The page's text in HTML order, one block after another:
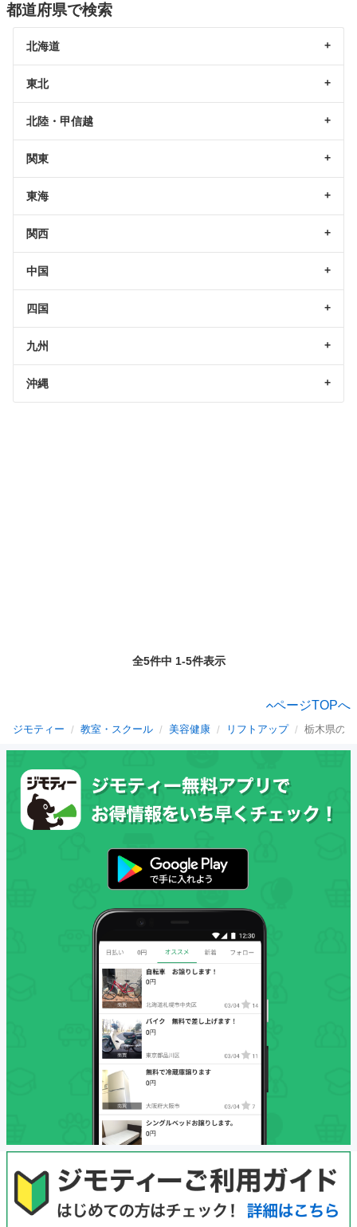
都道府県で検索
北海道
東北
北陸・甲信越
関東
東海
関西
中国
四国
九州
沖縄
全5件中 1-5件表示
ページTOPへ
ジモティー 教室・スクール 美容健康 リフトアップ 栃木県の